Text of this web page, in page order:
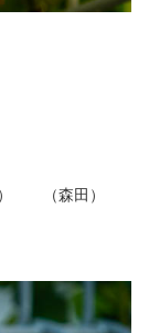
） （森田）